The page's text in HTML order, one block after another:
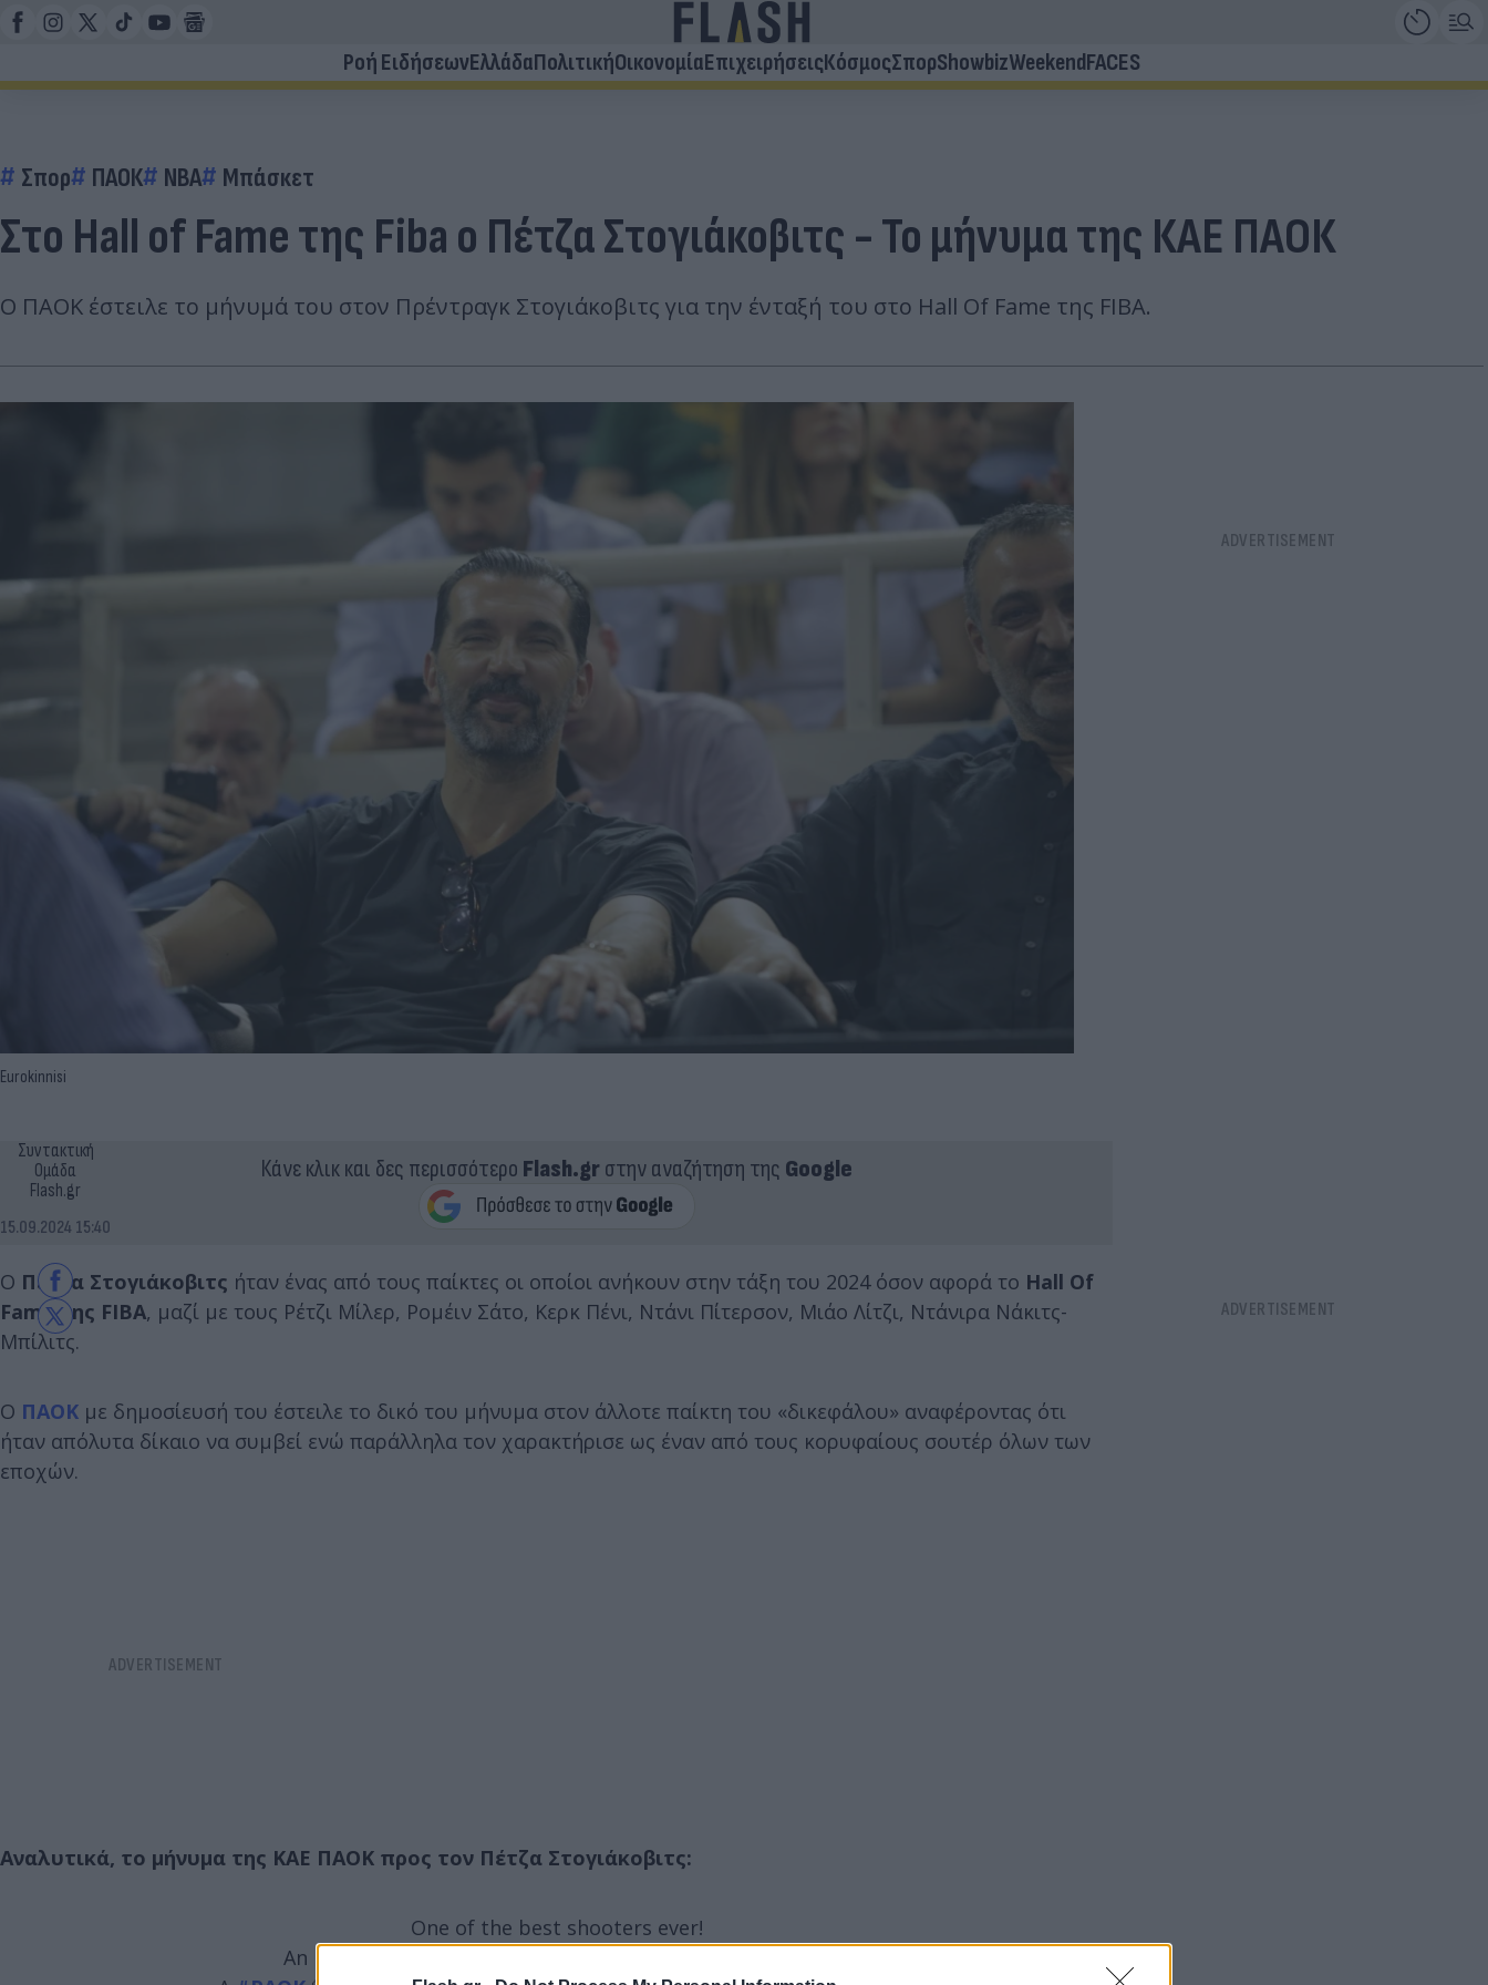
Ροή ΕιδήσεωνΕλλάδαΠολιτικήΟικονομίαΕπιχειρήσειςΚόσμοςΣπορShowbizWeekendFACES
Σπορ ΠΑΟΚ NBA Μπάσκετ
Στο Hall of Fame της Fiba ο Πέτζα Στογιάκοβιτς - Το μήνυμα της ΚΑΕ ΠΑΟΚ
Ο ΠΑΟΚ έστειλε το μήνυμά του στον Πρέντραγκ Στογιάκοβιτς για την ένταξή του στο Hall Of Fame της FIBA.
Eurokinnisi
Συντακτική
Ομάδα
Flash.gr
15.09.2024 15:40
Κάνε κλικ και δες περισσότερο Flash.grστην αναζήτηση της Google
Ο Πέτζα Στογιάκοβιτς ήταν ένας από τους παίκτες οι οποίοι ανήκουν στην τάξη του 2024 όσον αφορά το Hall Of
Fame της FIBA, μαζί με τους Ρέτζι Μίλερ, Ρομέιν Σάτο, Κερκ Πένι, Ντάνι Πίτερσον, Μιάο Λίτζι, Ντάνιρα Νάκιτς-
Μπίλιτς.
Ο ΠΑΟΚ με δημοσίευσή του έστειλε το δικό του μήνυμα στον άλλοτε παίκτη του «δικεφάλου» αναφέροντας ότι
ήταν απόλυτα δίκαιο να συμβεί ενώ παράλληλα τον χαρακτήρισε ως έναν από τους κορυφαίους σουτέρ όλων των
εποχών.
Αναλυτικά, το μήνυμα της ΚΑΕ ΠΑΟΚ προς τον Πέτζα Στογιάκοβιτς:
One of the best shooters ever!
An NBA champion, a world & European champion as well!